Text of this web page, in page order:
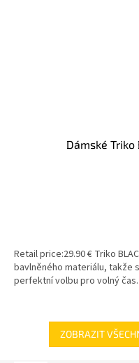
Dámské Triko
Retail price:29.90 € Triko
bavlněného materiálu, takže
perfektní volbu pro volný čas.
ZOBRAZIT